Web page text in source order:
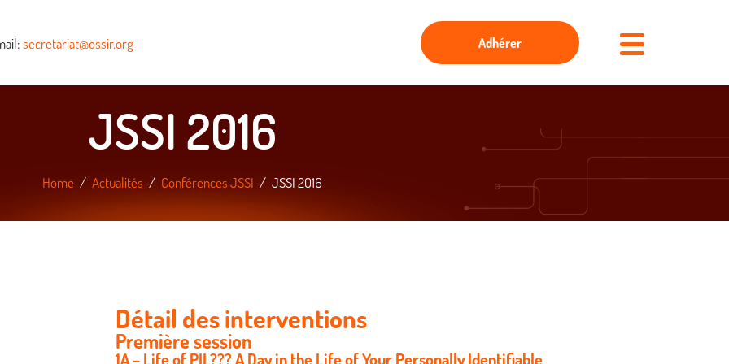
secretariat@ossir.org Adhérer
JSSI 2016
Home Actualités Conférences JSSI JSSI 2016
Détail des interventions
Première session
1A – Life of PII ??? A Day in the Life of Your Personally Identifiable